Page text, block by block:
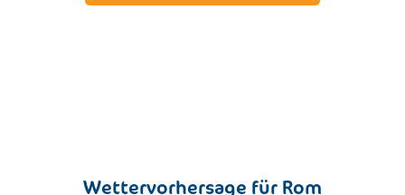
Montalto Di Castro
Wettervorhersage für Rom